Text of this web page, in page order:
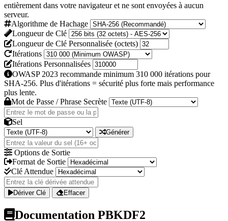
entièrement dans votre navigateur et ne sont envoyées à aucun
serveur.
Algorithme de Hachage
Longueur de Clé
Longueur de Clé Personnalisée (octets)
Itérations
Itérations Personnalisées
OWASP 2023 recommande minimum 310 000 itérations pour
SHA-256. Plus d'itérations = sécurité plus forte mais performance
plus lente.
Mot de Passe / Phrase Secrète
Sel
Générer
Options de Sortie
Format de Sortie
Clé Attendue
Dériver Clé Effacer
Documentation PBKDF2